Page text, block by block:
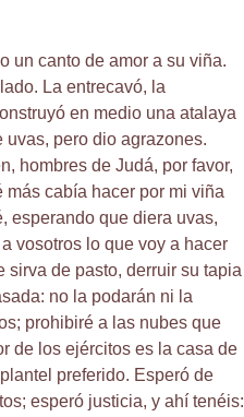
un canto de amor a su viña.
La entrecavó, la
en medio una atalaya
pero dio agrazones.
hombres de Judá, por favor,
cabía hacer por mi viña
esperando que diera uvas,
vosotros lo que voy a hacer
sirva de pasto, derruir su tapia
no la podarán ni la
prohibiré a las nubes que
de los ejércitos es la casa de
preferido. Esperó de
esperó justicia, y ahí tenéis: